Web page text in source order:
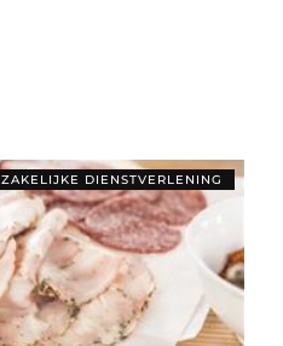
ZAKELIJKE DIENSTVERLENING